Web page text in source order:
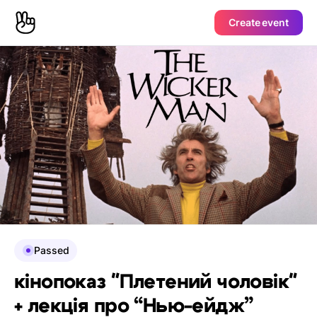
Create event
Passed
кінопоказ "Плетений чоловік"
+ лекція про “Нью-ейдж”